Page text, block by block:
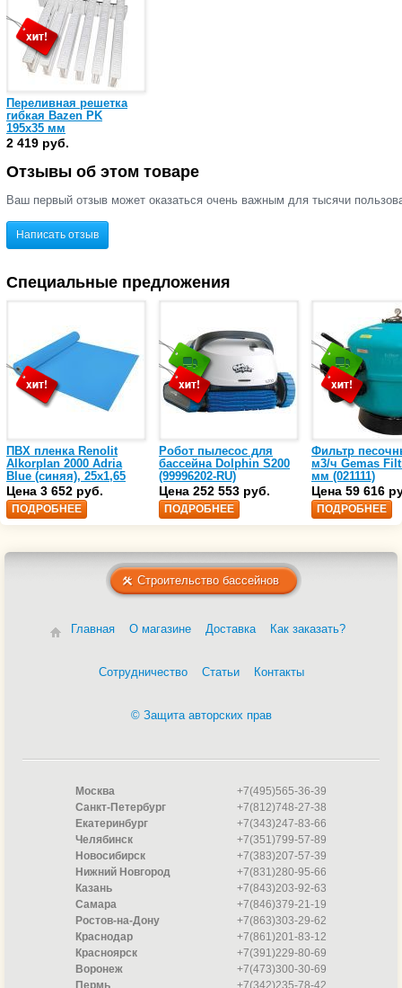
Переливная решетка
гибкая Bazen PK
195х35 мм
2 419 руб.
Отзывы об этом товаре
Ваш первый отзыв может оказаться очень важным для тысячи
Написать отзыв
Специальные предложения
ПВХ пленка Renolit
Alkorplan 2000 Adria
Blue (синяя), 25х1,65
(35216203)
Цена 3 652 руб.
ПОДРОБНЕЕ
Робот пылесос для
бассейна Dolphin S200
(99996202-RU)
Цена 252 553 руб.
ПОДРОБНЕЕ
Фильтр
м3/ч Gemas
мм (021111)
Цена 59 616
ПОДРОБНЕЕ
Строительство бассейнов
Главная О магазине Доставка Как заказать?
Сотрудничество Статьи Контакты
© Защита авторских прав
Москва
+7(495)565-36-39
Санкт-Петербург
+7(812)748-27-38
Екатеринбург
+7(343)247-83-66
Челябинск
+7(351)799-57-89
Новосибирск
+7(383)207-57-39
Нижний Новгород
+7(831)280-95-66
Казань
+7(843)203-92-63
Самара
+7(846)379-21-19
Ростов-на-Дону
+7(863)303-29-62
Краснодар
+7(861)201-83-12
Красноярск
+7(391)229-80-69
Воронеж
+7(473)300-30-69
Пермь
+7(342)235-78-42